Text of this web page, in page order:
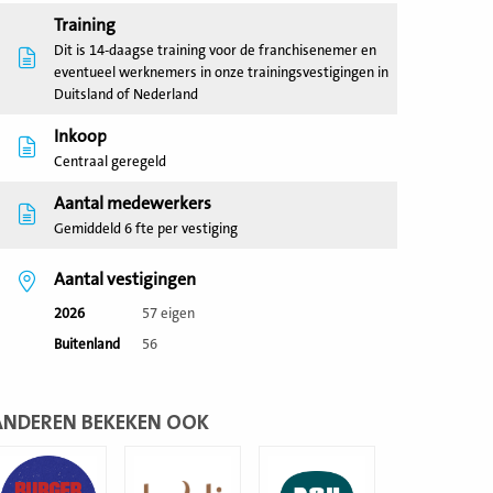
Training
Dit is 14-daagse training voor de franchisenemer en
eventueel werknemers in onze trainingsvestigingen in
Duitsland of Nederland
Inkoop
Centraal geregeld
Aantal medewerkers
Gemiddeld 6 fte per vestiging
Aantal vestigingen
2026
57 eigen
Buitenland
56
BEKEKEN OOK
meer
meer